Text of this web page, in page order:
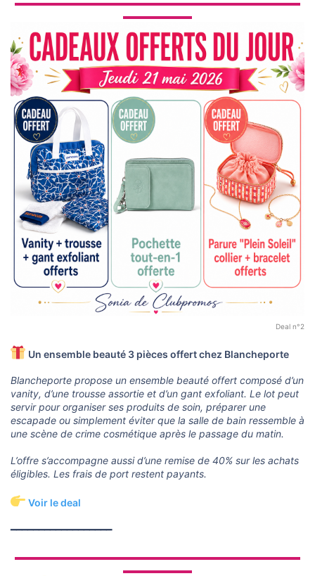
▬▬▬▬▬▬▬
Deal n°2
Un ensemble beauté 3 pièces offert chez Blancheporte
Blancheporte propose un ensemble beauté offert composé d’un
vanity, d’une trousse assortie et d’un gant exfoliant. Le lot peut
servir pour organiser ses produits de soin, préparer une
escapade ou simplement éviter que la salle de bain ressemble à
une scène de crime cosmétique après le passage du matin.
L’offre s’accompagne aussi d’une remise de 40% sur les achats
éligibles. Les frais de port restent payants.
Voir le deal
━━━━━━━━━━━━━━━━━━
▬▬▬▬▬▬▬▬▬▬▬▬▬▬▬▬▬▬▬▬▬▬▬▬▬▬▬▬▬
▬▬▬▬▬▬▬